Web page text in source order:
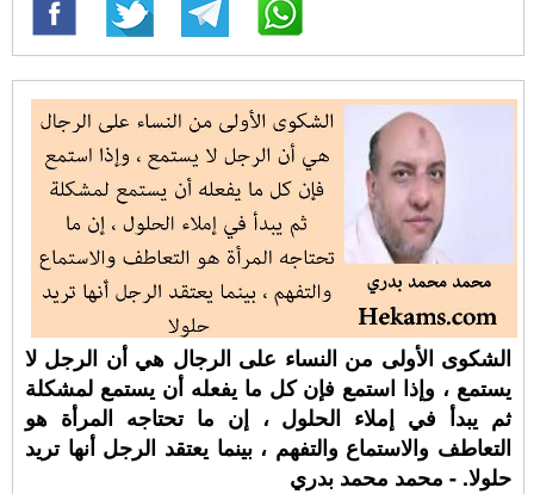
الشكوى الأولى من النساء على الرجال هي أن الرجل لا
يستمع ، وإذا استمع فإن كل ما يفعله أن يستمع لمشكلة
ثم يبدأ في إملاء الحلول ، إن ما تحتاجه المرأة هو
التعاطف والاستماع والتفهم ، بينما يعتقد الرجل أنها تريد
حلولا. - محمد محمد بدري